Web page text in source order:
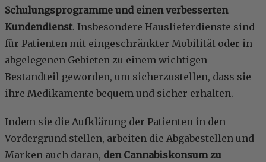
Schulungsprogramme und einen verbesserten
Kundendienst. Insbesondere Hauslieferdienste sind
für Patienten mit eingeschränkter Mobilität oder in
abgelegenen Gebieten zu einem wichtigen
Bestandteil geworden, um sicherzustellen, dass sie
ihre Medikamente bequem und sicher erhalten.
Indem sie die Aufklärung der Patienten in den
Vordergrund stellen, arbeiten die Abgabestellen und
Marken auch daran, den Cannabiskonsum zu